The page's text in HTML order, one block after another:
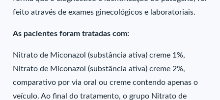
feito através de exames ginecológicos e laboratoriais.
As pacientes foram tratadas com:
Nitrato de Miconazol (substância ativa) creme 1%,
Nitrato de Miconazol (substância ativa) creme 2%,
comparativo por via oral ou creme contendo apenas o
veículo. Ao final do tratamento, o grupo Nitrato de